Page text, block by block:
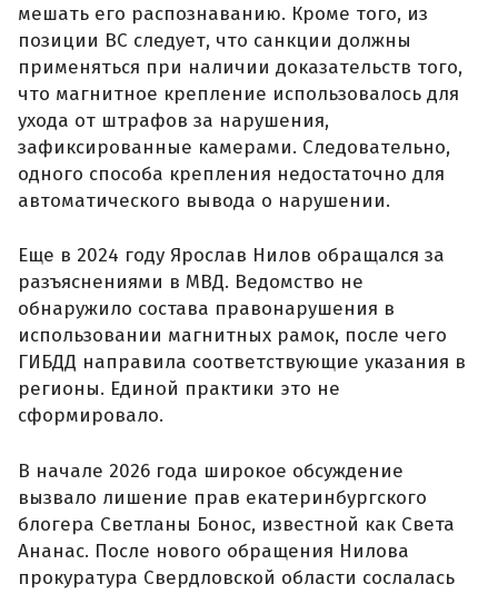
мешать его распознаванию. Кроме того, из
позиции ВС следует, что санкции должны
применяться при наличии доказательств того,
что магнитное крепление использовалось для
ухода от штрафов за нарушения,
зафиксированные камерами. Следовательно,
одного способа крепления недостаточно для
автоматического вывода о нарушении.
Еще в 2024 году Ярослав Нилов обращался за
разъяснениями в МВД. Ведомство не
обнаружило состава правонарушения в
использовании магнитных рамок, после чего
ГИБДД направила соответствующие указания в
регионы. Единой практики это не
сформировало.
В начале 2026 года широкое обсуждение
вызвало лишение прав екатеринбургского
блогера Светланы Бонос, известной как Света
Ананас. После нового обращения Нилова
прокуратура Свердловской области сослалась